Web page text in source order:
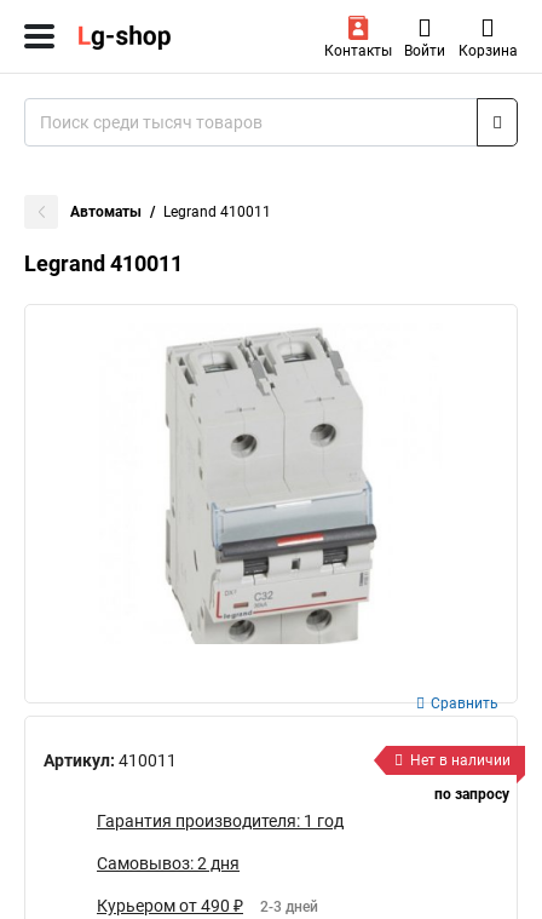
Контакты Войти Корзина
Автоматы Legrand 410011
Legrand 410011
Артикул: 410011
Сравнить
Нет в наличии
по запросу
Гарантия производителя: 1 год
Самовывоз: 2 дня
Курьером от 490 ₽ 2-3 дней